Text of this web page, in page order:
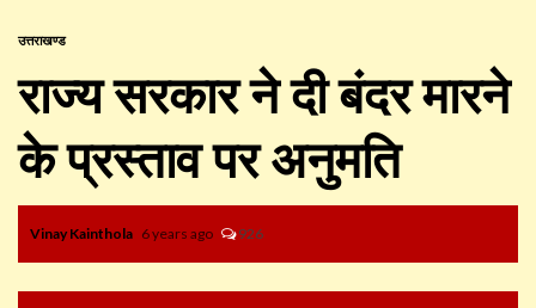
उत्तराखण्ड
राज्य सरकार ने दी बंदर मारने
के प्रस्ताव पर अनुमति
Vinay Kainthola 6 years ago 926